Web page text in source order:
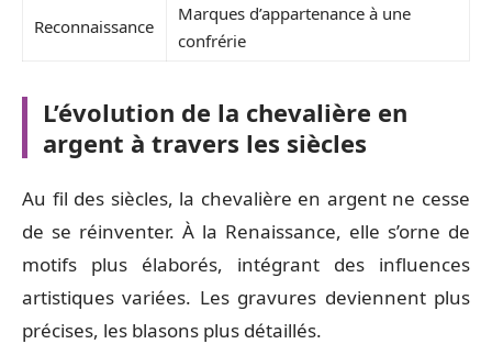
Reconnaissance
Marques d’appartenance à une
confrérie
L’évolution de la chevalière en
argent à travers les siècles
Au fil des siècles, la chevalière en argent ne cesse
de se réinventer. À la Renaissance, elle s’orne de
motifs plus élaborés, intégrant des influences
artistiques variées. Les gravures deviennent plus
précises, les blasons plus détaillés.